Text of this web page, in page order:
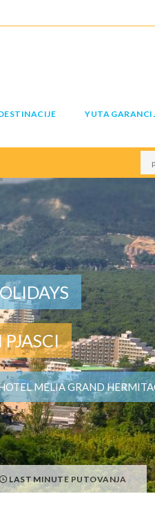
YUTA
MELIA GRAND
LAST MINUTE PUTOVANJA